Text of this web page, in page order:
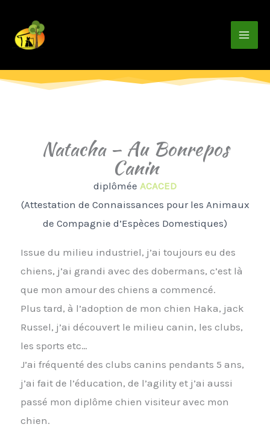
contenu
Natacha – Au Bonrepos
Canin
diplômée ACACED
(Attestation de Connaissances pour les Animaux
de Compagnie d’Espèces Domestiques)
Issue du milieu industriel, j’ai toujours eu des
chiens, j’ai grandi avec des dobermans, c’est là
que mon amour des chiens a commencé.
Plus tard, à l’adoption de mon chien Haka, jack
Russel, j’ai découvert le milieu canin, les clubs,
les sports etc…
J’ai fréquenté des clubs canins pendants 5 ans,
j’ai fait de l’éducation, de l’agility et j’ai aussi
passé mon diplôme chien visiteur avec mon
chien.